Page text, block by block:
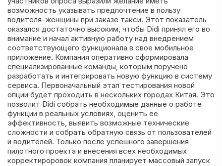
возможность указывать предпочтение в пользу
водителя-женщины при заказе такси. Этот показатель
оказался достаточно высоким, чтобы Didi принял его во
внимание и начал активную работу над внедрением
соответствующего функционала в свое мобильное
приложение. Компания оперативно сформировала
специализированные команды, которым поручено
разработать и интегрировать новую функцию в систему
сервиса. Первоначальный этап тестирования новой
опции будет проходить в нескольких городах Китая. Это
позволит Didi собрать необходимые данные о работе
функции в реальных условиях, оценить ее
эффективность, выявить возможные технические
сложности и собрать обратную связь от пользователей
и водителей. Только после успешного завершения
пилотного проекта и внесения всех необходимых
корректироровок компания планирует массовый запуск